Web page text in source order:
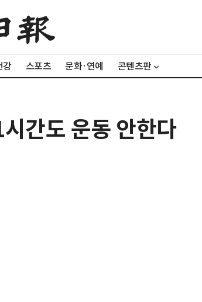
강 스포츠 문화·연예 콘텐츠판
간도 운동 안한다